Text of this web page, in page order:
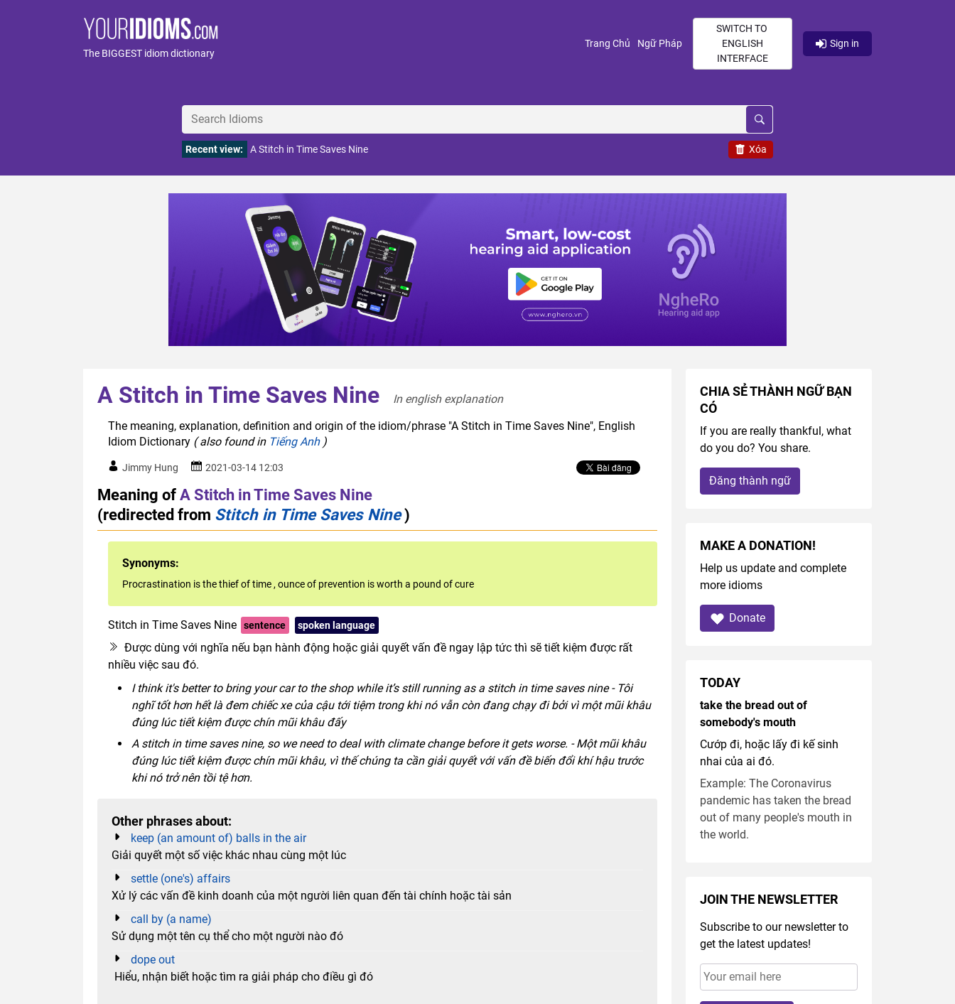
The BIGGEST idiom dictionary
Trang Chủ (current)
Ngữ Pháp(current)
SWITCH TO
ENGLISH
INTERFACE
Sign in
Xóa
Recent view: A Stitch in Time Saves Nine
A Stitch in Time Saves Nine
In english explanation
The meaning, explanation, definition and origin of the idiom/phrase "A Stitch in Time Saves Nine", English
Idiom Dictionary ( also found in Tiếng Anh)
Jimmy Hung 2021-03-14 12:03
Meaning ofA Stitch in Time Saves Nine
(redirected from Stitch in Time Saves Nine)
Synonyms:
Procrastination is the thief of time , ounce of prevention is worth a pound of cure
Stitch in Time Saves Nine sentence spoken language
Được dùng với nghĩa nếu bạn hành động hoặc giải quyết vấn đề ngay lập tức thì sẽ tiết kiệm được rất
nhiều việc sau đó.
I think it's better to bring your car to the shop while it’s still running as a stitch in time saves nine - Tôi
nghĩ tốt hơn hết là đem chiếc xe của cậu tới tiệm trong khi nó vẫn còn đang chạy đi bởi vì một mũi khâu
đúng lúc tiết kiệm được chín mũi khâu đấy
A stitch in time saves nine, so we need to deal with climate change before it gets worse. - Một mũi khâu
đúng lúc tiết kiệm được chín mũi khâu, vì thế chúng ta cần giải quyết với vấn đề biến đổi khí hậu trước
khi nó trở nên tồi tệ hơn.
Other phrases about:
keep (an amount of) balls in the air
Giải quyết một số việc khác nhau cùng một lúc
settle (one's) affairs
Xử lý các vấn đề kinh doanh của một người liên quan đến tài chính hoặc tài sản
call by (a name)
Sử dụng một tên cụ thể cho một người nào đó
dope out
Hiểu, nhận biết hoặc tìm ra giải pháp cho điều gì đó
CHIA SẺ THÀNH NGỮ BẠN
CÓ
If you are really thankful, what
do you do? You share.
Đăng thành ngữ
MAKE A DONATION!
Help us update and complete
more idioms
Donate
TODAY
take the bread out of
somebody's mouth
Cướp đi, hoặc lấy đi kế sinh
nhai của ai đó.
Example: The Coronavirus
pandemic has taken the bread
out of many people's mouth in
the world.
JOIN THE NEWSLETTER
Subscribe to our newsletter to
get the latest updates!